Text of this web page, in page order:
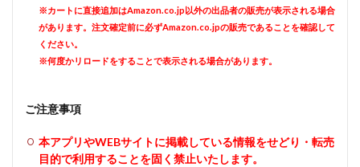
※カートに直接追加はAmazon.co.jp以外の出品者の販売が表示される場合
があります。注文確定前に必ずAmazon.co.jpの販売であることを確認して
ください。
※何度かリロードをすることで表示される場合があります。
ご注意事項
本アプリやWEBサイトに掲載している情報をせどり・転売
目的で利用することを固く禁止いたします。